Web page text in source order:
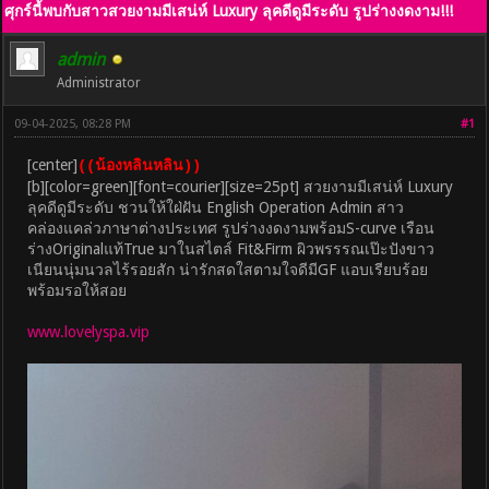
ศุกร์นี้พบกับสาวสวยงามมีเสน่ห์ Luxury ลุคดีดูมีระดับ รูปร่างงดงาม!!!
admin
Administrator
#1
09-04-2025, 08:28 PM
[center]((น้องหลินหลิน))
[b][color=green][font=courier][size=25pt] สวยงามมีเสน่ห์ Luxury
ลุคดีดูมีระดับ ชวนให้ใฝ่ฝัน English Operation Admin สาว
คล่องแคล่วภาษาต่างประเทศ รูปร่างงดงามพร้อมS-curve เรือน
ร่างOriginalแท้True มาในสไตล์ Fit&Firm ผิวพรรรณเป๊ะปังขาว
เนียนนุ่มนวลไร้รอยสัก น่ารักสดใสตามใจดีมีGF แอบเรียบร้อย
พร้อมรอให้สอย
www.lovelyspa.vip